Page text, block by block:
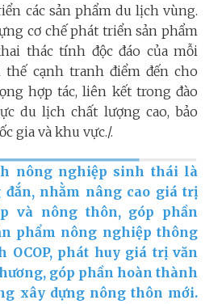
các sản phẩm du lịch vùng.
cơ chế phát triển sản phẩm
thác tính độc đáo của mỗi
thế cạnh tranh điểm đến cho
hợp tác, liên kết trong đào
du lịch chất lượng cao, bảo
gia và khu vực./.
nông nghiệp sinh thái là
đắn, nhằm nâng cao giá trị
và nông thôn, góp phần
phẩm nông nghiệp thông
OCOP, phát huy giá trị văn
góp phần hoàn thành
xây dựng nông thôn mới.